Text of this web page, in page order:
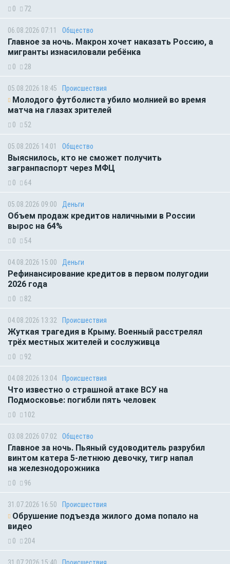
0 72
06.08.2026 07:11 Общество
Главное за ночь. Макрон хочет наказать Россию, а
мигранты изнасиловали ребёнка
0 28
05.08.2026 18:45 Происшествия
Молодого футболиста убило молнией во время
матча на глазах зрителей
0 52
05.08.2026 14:01 Общество
Выяснилось, кто не сможет получить
загранпаспорт через МФЦ
0 64
05.08.2026 09:00 Деньги
Объем продаж кредитов наличными в России
вырос на 64%
0 54
04.08.2026 15:00 Деньги
Рефинансирование кредитов в первом полугодии
2026 года
0 82
04.08.2026 13:32 Происшествия
Жуткая трагедия в Крыму. Военный расстрелял
трёх местных жителей и сослуживца
0 92
04.08.2026 13:04 Происшествия
Что известно о страшной атаке ВСУ на
Подмосковье: погибли пять человек
0 102
03.08.2026 07:02 Общество
Главное за ночь. Пьяный судоводитель разрубил
винтом катера 5-летнюю девочку, тигр напал
на железнодорожника
0 96
31.07.2026 16:50 Происшествия
Обрушение подъезда жилого дома попало на
видео
0 204